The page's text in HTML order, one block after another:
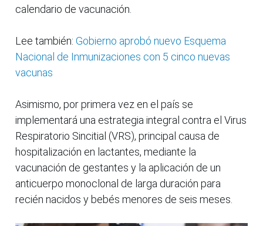
calendario de vacunación.
Lee también: Gobierno aprobó nuevo Esquema
Nacional de Inmunizaciones con 5 cinco nuevas
vacunas
Asimismo, por primera vez en el país se
implementará una estrategia integral contra el Virus
Respiratorio Sincitial (VRS), principal causa de
hospitalización en lactantes, mediante la
vacunación de gestantes y la aplicación de un
anticuerpo monoclonal de larga duración para
recién nacidos y bebés menores de seis meses.